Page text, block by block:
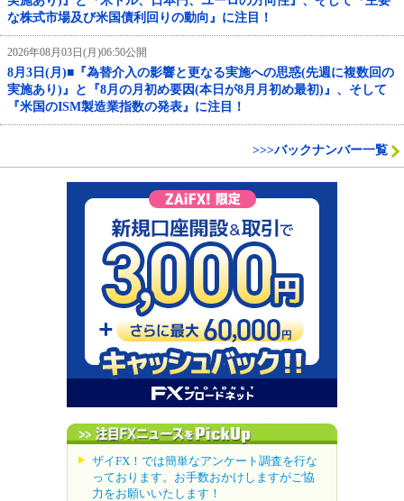
な株式市場及び米国債利回りの動向』に注目！
2026年08月03日(月)06:50公開
8月3日(月)■『為替介入の影響と更なる実施への思惑(先週に複数回の
実施あり)』と『8月の月初め要因(本日が8月月初め最初)』、そして
『米国のISM製造業指数の発表』に注目！
>>>バックナンバー一覧
ザイFX！では簡単なアンケート調査を行な
っております。お手数おかけしますがご協
力をお願いいたします！